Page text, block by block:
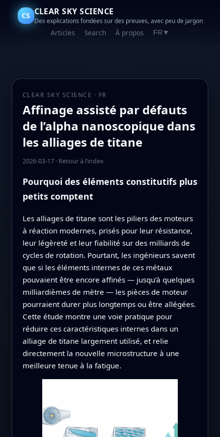
CS CLEAR SKY SCIENCE
Des explications fondées sur des preuves, avec peu de jargon
Articles Search À propos FR ▼
CLEAR SKY SCIENCE · FR
Affinage assisté par défauts
de l’alpha nanoscopique dans
les alliages de titane
2026-03-17· Retour à l’index
Pourquoi des éléments constitutifs plus
petits comptent
Les alliages de titane sont les piliers des moteurs
à réaction modernes, prisés pour leur résistance,
leur légèreté et leur fiabilité sur des milliards de
cycles de rotation. Pourtant, les ingénieurs savent
que si les éléments internes de ces métaux
pouvaient être encore affinés — jusqu’à quelques
milliardièmes de mètre — les pièces de moteur
pourraient durer plus longtemps ou être allégées.
Cette étude montre une voie pratique pour
réduire ces caractéristiques internes dans un
alliage de titane largement utilisé, et relie
directement la nouvelle microstructure à une
meilleure tenue à la fatigue.